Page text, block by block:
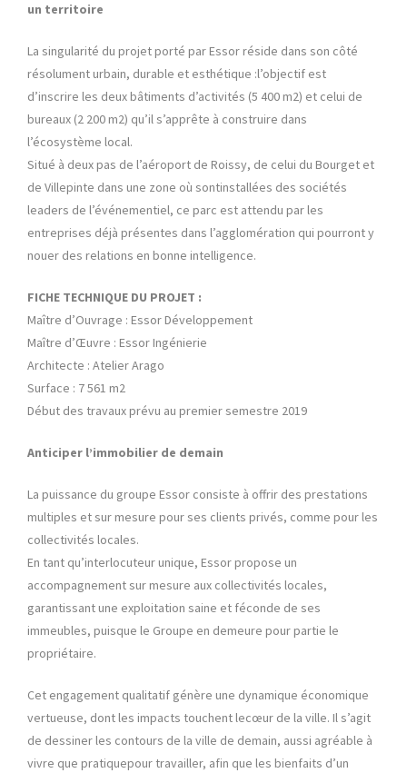
un territoire
La singularité du projet porté par Essor réside dans son côté
résolument urbain, durable et esthétique :l’objectif est
d’inscrire les deux bâtiments d’activités (5 400 m2) et celui de
bureaux (2 200 m2) qu’il s’apprête à construire dans
l’écosystème local.
Situé à deux pas de l’aéroport de Roissy, de celui du Bourget et
de Villepinte dans une zone où sontinstallées des sociétés
leaders de l’événementiel, ce parc est attendu par les
entreprises déjà présentes dans l’agglomération qui pourront y
nouer des relations en bonne intelligence.
FICHE TECHNIQUE DU PROJET :
Maître d’Ouvrage : Essor Développement
Maître d’Œuvre : Essor Ingénierie
Architecte : Atelier Arago
Surface : 7 561 m2
Début des travaux prévu au premier semestre 2019
Anticiper l’immobilier de demain
La puissance du groupe Essor consiste à offrir des prestations
multiples et sur mesure pour ses clients privés, comme pour les
collectivités locales.
En tant qu’interlocuteur unique, Essor propose un
accompagnement sur mesure aux collectivités locales,
garantissant une exploitation saine et féconde de ses
immeubles, puisque le Groupe en demeure pour partie le
propriétaire.
Cet engagement qualitatif génère une dynamique économique
vertueuse, dont les impacts touchent lecœur de la ville. Il s’agit
de dessiner les contours de la ville de demain, aussi agréable à
vivre que pratiquepour travailler, afin que les bienfaits d’un